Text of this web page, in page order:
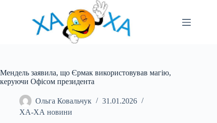
Мендель заявила, що Єрмак використовував магію,
керуючи Офісом президента
Ольга Ковальчук
31.01.2026
ХА-ХА новини